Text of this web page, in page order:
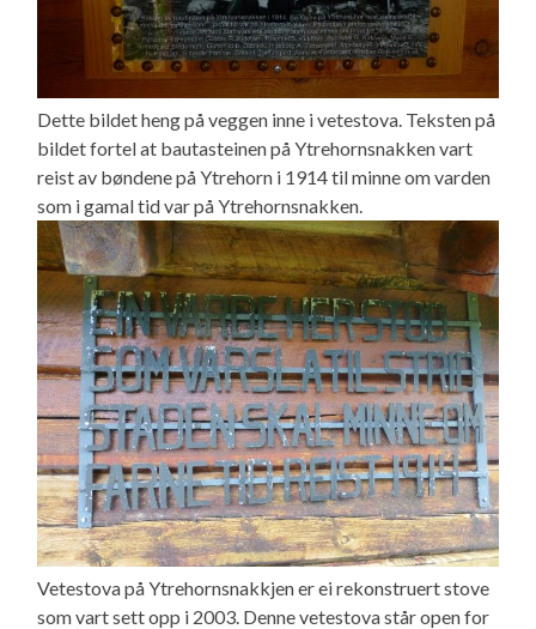
Dette bildet heng på veggen inne i vetestova. Teksten på
bildet fortel at bautasteinen på Ytrehornsnakken vart
reist av bøndene på Ytrehorn i 1914 til minne om varden
som i gamal tid var på Ytrehornsnakken.
Vetestova på Ytrehornsnakkjen er ei rekonstruert stove
som vart sett opp i 2003. Denne vetestova står open for